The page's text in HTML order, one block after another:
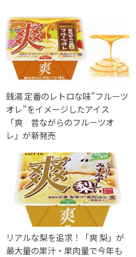
銭湯 定番のレトロな味”フルーツ
オレ”をイメージしたアイス
「爽 昔ながらのフルーツオ
レ」が新発売
リアルな梨を追求！「爽 梨」が
最大量の果汁・果肉量で今年も